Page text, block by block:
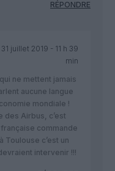
RÉPONDRE
31 juillet 2019 - 11 h 39
min
ne mettent jamais
aucune langue
mondiale !
des Airbus, c’est
commande
Toulouse c’est un
intervenir !!!